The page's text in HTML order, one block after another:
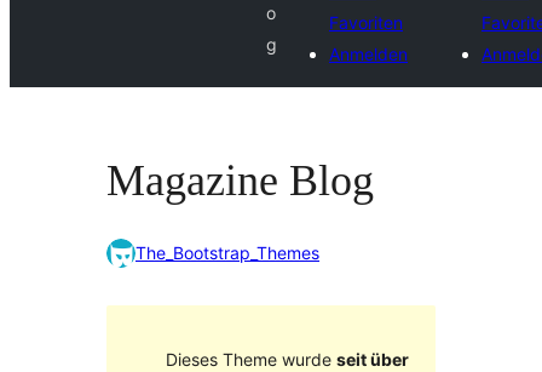
o
g
Favoriten
Anmelden
Magazine Blog
The_Bootstrap_Themes
Dieses Theme wurde seit über